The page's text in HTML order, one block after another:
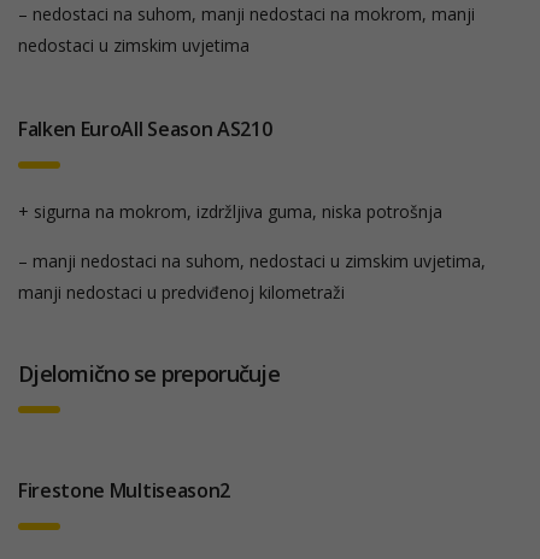
– nedostaci na suhom, manji nedostaci na mokrom, manji
nedostaci u zimskim uvjetima
Falken EuroAll Season AS210
+ sigurna na mokrom, izdržljiva guma, niska potrošnja
– manji nedostaci na suhom, nedostaci u zimskim uvjetima,
manji nedostaci u predviđenoj kilometraži
Djelomično se preporučuje
Firestone Multiseason2